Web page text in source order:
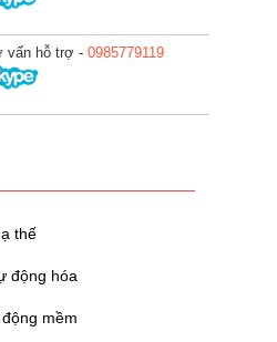
vấn hỗ trợ - 0985779119
thế
động hóa
mềm